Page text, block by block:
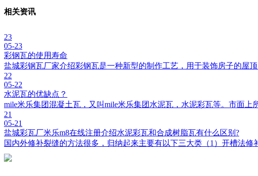
相关资讯
23
05-23
彩钢瓦的使用寿命
盐城彩钢瓦厂家介绍彩钢瓦是一种新型的制作工艺，用于装饰房子的屋
22
05-22
水泥瓦的优缺点？
mile米乐集团混凝土瓦，又叫mile米乐集团水泥瓦，水泥彩瓦等。市面
21
05-21
盐城彩瓦厂米乐m8在线注册介绍水泥彩瓦和合成树脂瓦有什么区别?
国内外修补裂缝的方法很多，归纳起来主要有以下三大类（1）开槽法